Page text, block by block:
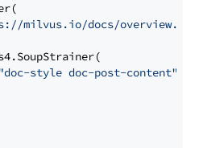
milvus.io/docs/overview.md"
style doc-post-content"